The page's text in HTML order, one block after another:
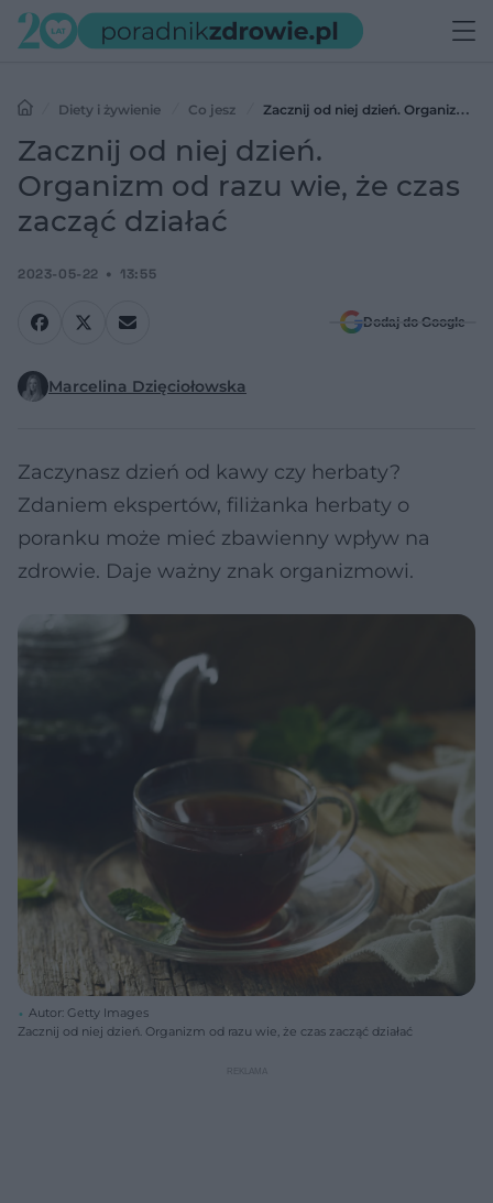
Diety i żywienie Co jesz
Zacznij od niej dzień. Organizm
od razu wie, że czas zacząć działać
Zacznij od niej dzień.
Organizm od razu wie, że czas
zacząć działać
2023-05-22 13:55
Dodaj do Google
Marcelina Dzięciołowska
Zaczynasz dzień od kawy czy herbaty?
Zdaniem ekspertów, filiżanka herbaty o
poranku może mieć zbawienny wpływ na
zdrowie. Daje ważny znak organizmowi.
Autor: Getty Images
Zacznij od niej dzień. Organizm od razu wie, że czas zacząć działać